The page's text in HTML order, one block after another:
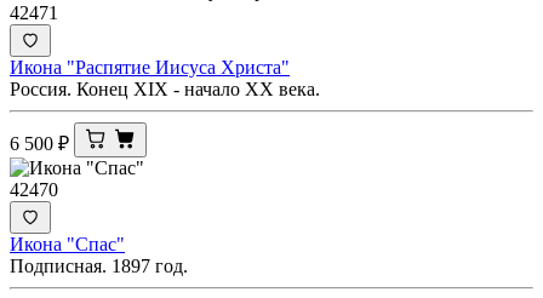
42471
Икона "Распятие Иисуса Христа"
Россия. Конец XIX - начало ХХ века.
6 500 ₽
42470
Икона "Спас"
Подписная. 1897 год.